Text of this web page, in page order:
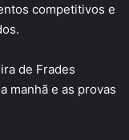
competitivos e
de Frades
manhã e as provas